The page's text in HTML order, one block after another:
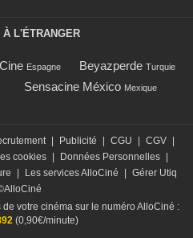
L'ÉTRANGER
Espagne Beyazperde Turquie
Sensacine México Mexique
Publicité CGU CGV
cookies Données Personnelles
Les services AlloCiné
Gérer Utiq
votre cinéma sur le numéro AlloCiné :
(0,90€/minute)